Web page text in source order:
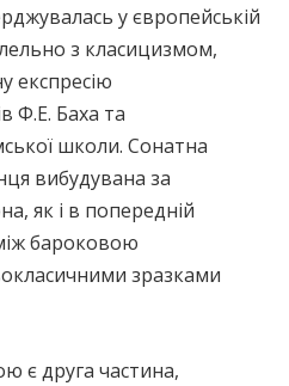
у європейській
з класицизмом,
експресію
Ф.Е. Баха та
школи. Сонатна
вибудувана за
як і в попередній
бароковою
зразками
є друга частина,